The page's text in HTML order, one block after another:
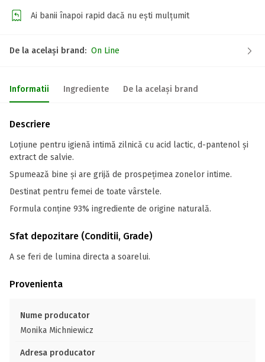
Ai banii înapoi rapid dacă nu ești mulțumit
De la același brand: On Line
Informatii Ingrediente De la același brand
Descriere
Loțiune pentru igienă intimă zilnică cu acid lactic, d-pantenol și
extract de salvie.
Spumează bine și are grijă de prospețimea zonelor intime.
Destinat pentru femei de toate vârstele.
Formula conține 93% ingrediente de origine naturală.
Sfat depozitare (Conditii, Grade)
A se feri de lumina directa a soarelui.
Provenienta
Nume producator
Monika Michniewicz
Adresa producator